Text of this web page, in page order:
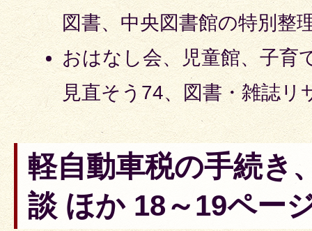
図書、中央図書館の特別整
おはなし会、児童館、子育
見直そう74、図書・雑誌リ
軽自動車税の手続き
談 ほか 18～19ペー